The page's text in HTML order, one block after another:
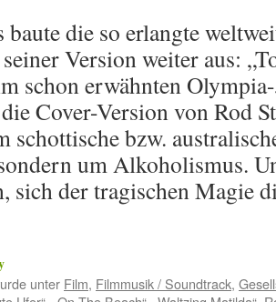
baute die so erlangte
Version weiter aus:
schon erwähnten
Cover-Version von Rod
schottische bzw.
um Alkoholismus.
sich der tragischen Magie
unter Film, Filmmusik / Soundtrack,